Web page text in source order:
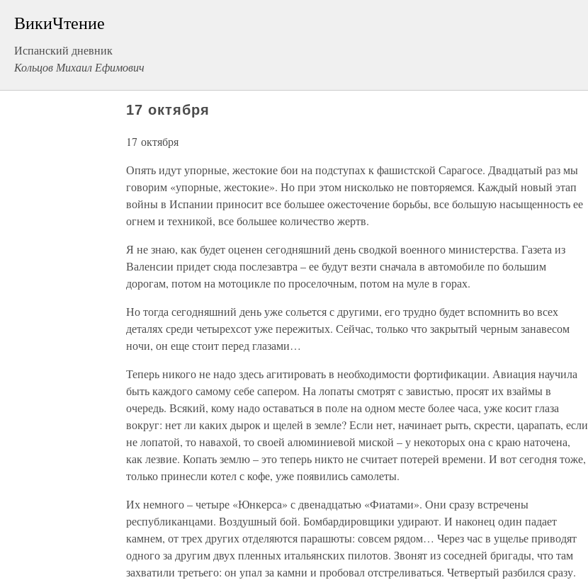
ВикиЧтение
Испанский дневник
Кольцов Михаил Ефимович
17 октября
17 октября
Опять идут упорные, жестокие бои на подступах к фашистской Сарагосе. Двадцатый раз мы
говорим «упорные, жестокие». Но при этом нисколько не повторяемся. Каждый новый этап
войны в Испании приносит все большее ожесточение борьбы, все большую насыщенность ее
огнем и техникой, все большее количество жертв.
Я не знаю, как будет оценен сегодняшний день сводкой военного министерства. Газета из
Валенсии придет сюда послезавтра – ее будут везти сначала в автомобиле по большим
дорогам, потом на мотоцикле по проселочным, потом на муле в горах.
Но тогда сегодняшний день уже сольется с другими, его трудно будет вспомнить во всех
деталях среди четырехсот уже пережитых. Сейчас, только что закрытый черным занавесом
ночи, он еще стоит перед глазами…
Теперь никого не надо здесь агитировать в необходимости фортификации. Авиация научила
быть каждого самому себе сапером. На лопаты смотрят с завистью, просят их взаймы в
очередь. Всякий, кому надо оставаться в поле на одном месте более часа, уже косит глаза
вокруг: нет ли каких дырок и щелей в земле? Если нет, начинает рыть, скрести, царапать, если
не лопатой, то навахой, то своей алюминиевой миской – у некоторых она с краю наточена,
как лезвие. Копать землю – это теперь никто не считает потерей времени. И вот сегодня тоже,
только принесли котел с кофе, уже появились самолеты.
Их немного – четыре «Юнкерса» с двенадцатью «Фиатами». Они сразу встречены
республиканцами. Воздушный бой. Бомбардировщики удирают. И наконец один падает
камнем, от трех других отделяются парашюты: совсем рядом… Через час в ущелье приводят
одного за другим двух пленных итальянских пилотов. Звонят из соседней бригады, что там
захватили третьего: он упал за камни и пробовал отстреливаться. Четвертый разбился сразу.